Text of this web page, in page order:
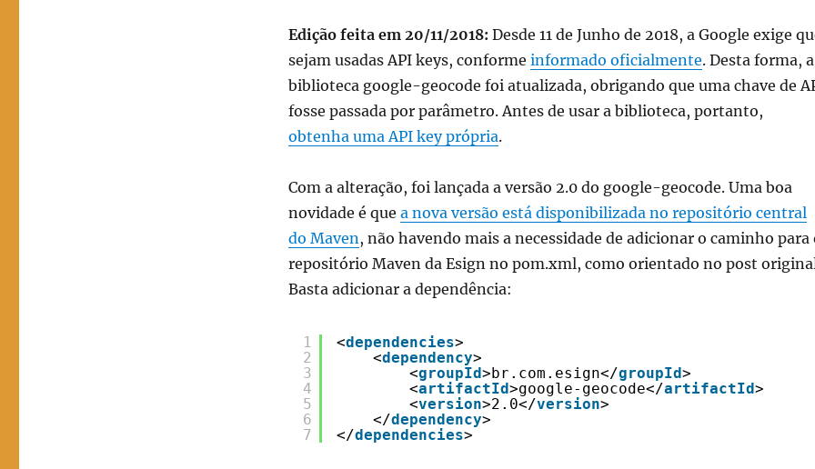
Edição feita em 20/11/2018: Desde 11 de Junho de 2018, a Google exige
sejam usadas API keys, conforme informado oficialmente. Desta forma, a
biblioteca google-geocode foi atualizada, obrigando que uma chave de
fosse passada por parâmetro. Antes de usar a biblioteca, portanto,
obtenha uma API key própria.
Com a alteração, foi lançada a versão 2.0 do google-geocode. Uma boa
novidade é que a nova versão está disponibilizada no repositório central
do Maven, não havendo mais a necessidade de adicionar o caminho para
repositório Maven da Esign no pom.xml, como orientado no post
Basta adicionar a dependência:
1
2
3
4
5
6
7
<dependencies>
<dependency>
<groupId>br.com.esign</groupId>
<artifactId>google-geocode</artifactId>
<version>2.0</version>
</dependency>
</dependencies>